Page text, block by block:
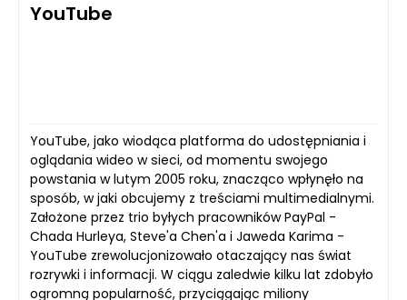
YouTube
YouTube, jako wiodąca platforma do udostępniania i
oglądania wideo w sieci, od momentu swojego
powstania w lutym 2005 roku, znacząco wpłynęło na
sposób, w jaki obcujemy z treściami multimedialnymi.
Założone przez trio byłych pracowników PayPal -
Chada Hurleya, Steve'a Chen'a i Jaweda Karima -
YouTube zrewolucjonizowało otaczający nas świat
rozrywki i informacji. W ciągu zaledwie kilku lat zdobyło
ogromną popularność, przyciągając miliony